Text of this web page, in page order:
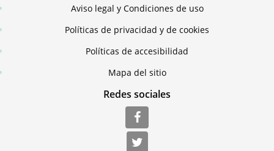
Aviso legal y Condiciones de uso
Políticas de privacidad y de cookies
Políticas de accesibilidad
Mapa del sitio
Redes sociales